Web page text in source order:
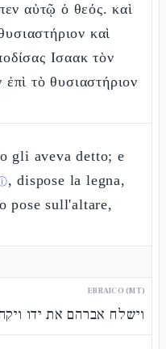
αὐτῷ ὁ θεός. καὶ
καὶ
Ισαακ τὸν
τὸ θυσιαστήριον
gli aveva detto; e
, dispose la legna,
pose sull'altare,
EBRAICO (MT)
וישלח אברהם את ידו